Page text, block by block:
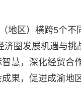
地区）横跨5个不
圈发展机遇与挑
慧，深化经贸合
果，促进成渝地